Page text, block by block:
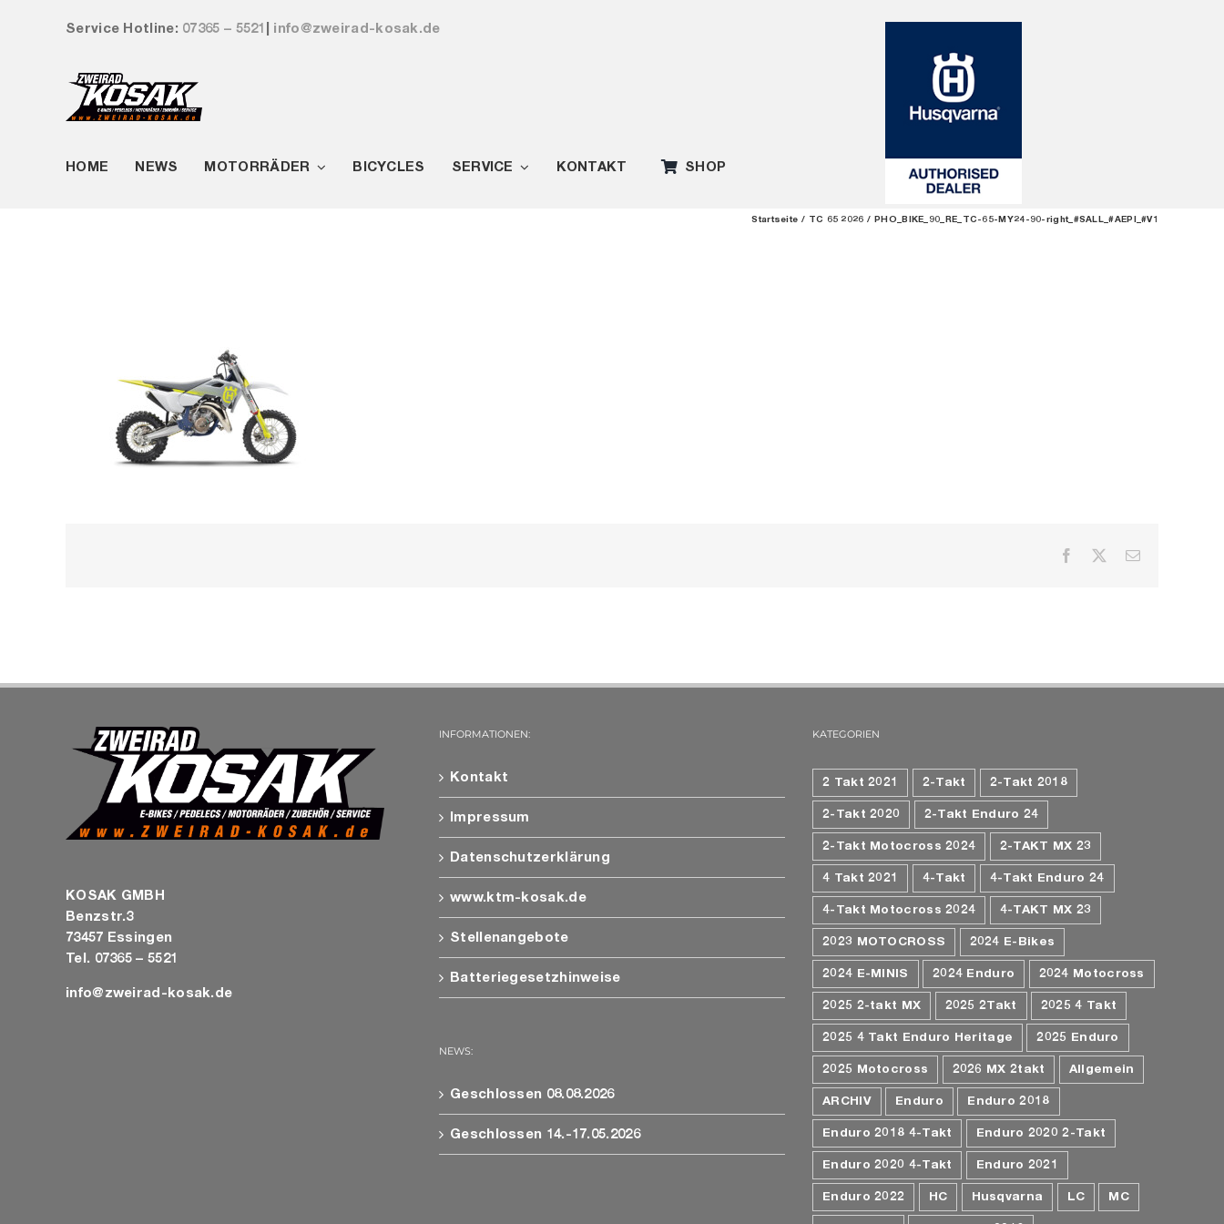
Service Hotline: 07365 – 5521 info@zweirad-kosak.de
HOME NEWS MOTORRÄDER BICYCLES SERVICE KONTAKT SHOP
Startseite TC 65 2026 PHO_BIKE_90_RE_TC-65-MY24-90-right_#SALL_#AEPI_#V1
Facebook E-
KOSAK GMBH
Benzstr.3
73457 Essingen
Tel. 07365 – 5521
info@zweirad-kosak.de
INFORMATIONEN:
Kontakt
Impressum
Datenschutzerklärung
www.ktm-kosak.de
Stellenangebote
Batteriegesetzhinweise
NEWS:
Geschlossen 08.08.2026
Geschlossen 14.-17.05.2026
KATEGORIEN
2 Takt 2021 2-Takt 2-Takt 2018
2-Takt 2020 2-Takt Enduro 24
2-Takt Motocross 2024 2-TAKT MX 23
4 Takt 2021 4-Takt 4-Takt Enduro 24
4-Takt Motocross 2024 4-TAKT MX 23
2023 MOTOCROSS 2024 E-Bikes
2024 E-MINIS 2024 Enduro 2024 Motocross
2025 2-takt MX 2025 2Takt 2025 4 Takt
2025 4 Takt Enduro Heritage 2025 Enduro
2025 Motocross 2026 MX 2takt Allgemein
ARCHIV Enduro Enduro 2018
Enduro 2018 4-Takt Enduro 2020 2-Takt
Enduro 2020 4-Takt Enduro 2021
Enduro 2022 HC Husqvarna LC MC